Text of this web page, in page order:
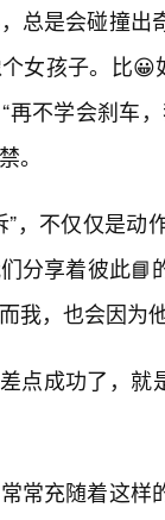
总是会碰撞
女孩子。比
再不学会刹车
。
”，不仅仅是
分享着彼此
我，也会因为
差点成功了，
常充随着这